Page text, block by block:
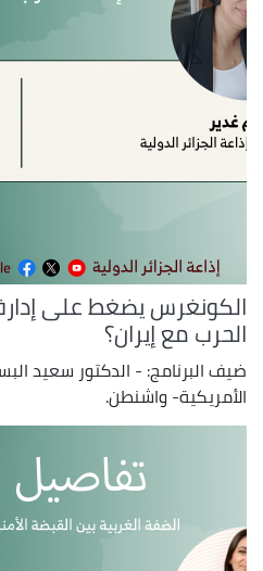
الكونغرس يضغط على
الحرب مع إيران؟
ضيف البرنامج: - الدكتور سعيد
الأمريكية- واشنطن.